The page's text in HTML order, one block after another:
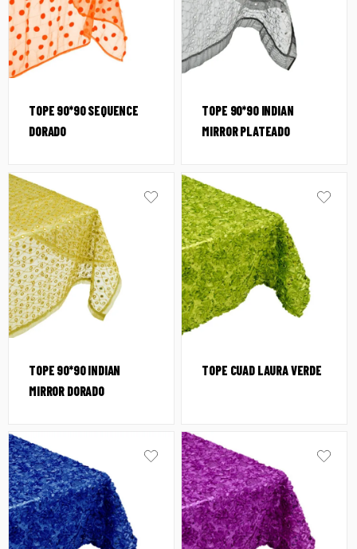
TOPE 90*90 SEQUENCE
DORADO
TOPE 90*90 INDIAN
MIRROR PLATEADO
TOPE 90*90 INDIAN
MIRROR DORADO
TOPE CUAD LAURA VERDE